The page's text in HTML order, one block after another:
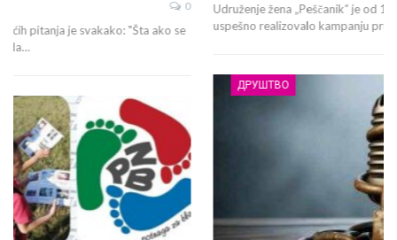
Udruženje žena „Peščanik“ je od 11. maja do 19. juna 2026. godine
uspešno realizovalo kampanju prikupljanja…